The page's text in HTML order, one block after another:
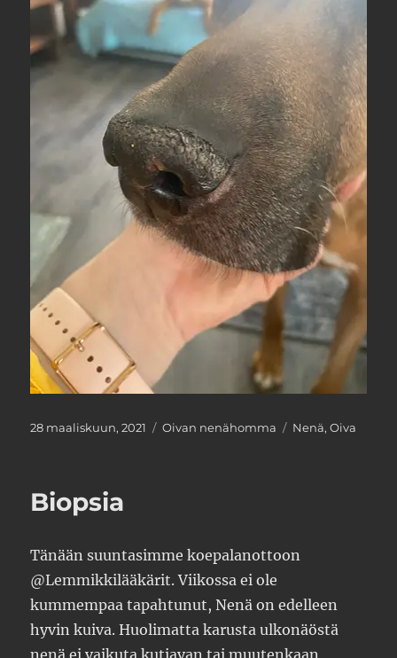
Julkaistu
28 maaliskuun, 2021 Kategoriat
Oivan nenähomma Avainsanat
Nenä,Oiva
Biopsia
Tänään suuntasimme koepalanottoon
@Lemmikkilääkärit. Viikossa ei ole
kummempaa tapahtunut, Nenä on edelleen
hyvin kuiva. Huolimatta karusta ulkonäöstä